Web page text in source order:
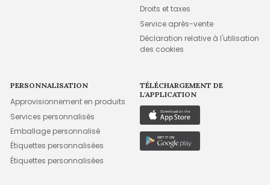
Droits et taxes
Service après-vente
Déclaration relative à l'utilisation
des cookies
PERSONNALISATION
Approvisionnement en produits
Services personnalisés
Emballage personnalisé
Étiquettes personnalisées
Étiquettes personnalisées
TÉLÉCHARGEMENT DE
L'APPLICATION